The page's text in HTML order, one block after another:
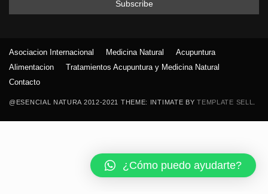
@ESENCIAL NATURA 2012-2021 THEME: INTIMATE BYTEMPLATE SELL.
Asociacion Internacional Medicina Natural
Acupuntura
Alimentacion
Tratamientos Acupuntura y Medicina Natural
Contacto
¿Cómo puedo ayudarte?